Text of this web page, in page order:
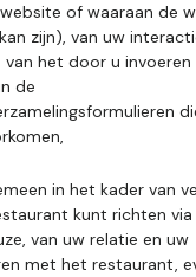
of waaraan de
zijn), van uw
van het door u invoeren
de
in het kader van
kunt richten via
van uw relatie en uw
met het restaurant,